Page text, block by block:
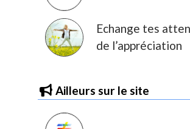
Echange tes
de l’appréciation
Ailleurs sur le site